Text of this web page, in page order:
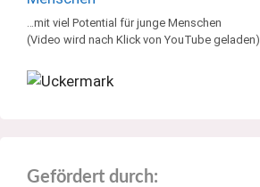
…mit viel Potential für junge Menschen
(Video wird nach Klick von YouTube geladen)
Gefördert durch: